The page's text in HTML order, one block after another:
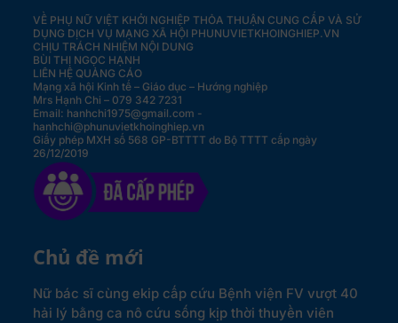
VỀ PHỤ NỮ VIỆT KHỞI NGHIỆPTHỎA THUẬN CUNG CẤP VÀ SỬ
DỤNG DỊCH VỤ MẠNG XÃ HỘI PHUNUVIETKHOINGHIEP.VN
CHỊU TRÁCH NHIỆM NỘI DUNG
BÙI THỊ NGỌC HẠNH
LIÊN HỆ QUẢNG CÁO
Mạng xã hội Kinh tế – Giáo dục – Hướng nghiệp
Mrs Hạnh Chi – 079 342 7231
Email: hanhchi1975@gmail.com -
hanhchi@phunuvietkhoinghiep.vn
Giấy phép MXH số 568 GP-BTTTT do Bộ TTTT cấp ngày
26/12/2019
Chủ đề mới
Nữ bác sĩ cùng ekip cấp cứu Bệnh viện FV vượt 40
hải lý bằng ca nô cứu sống kịp thời thuyền viên